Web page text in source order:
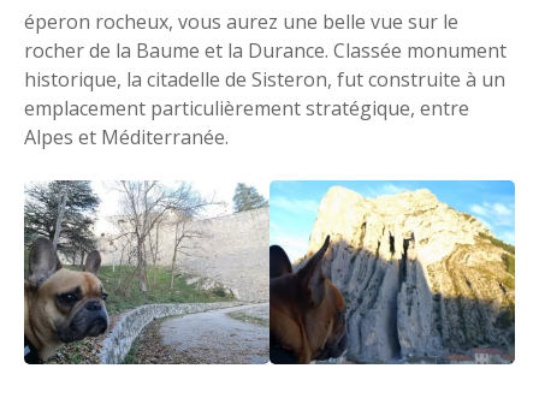
éperon rocheux, vous aurez une belle vue sur le
rocher de la Baume et la Durance. Classée monument
historique, la citadelle de Sisteron, fut construite à un
emplacement particulièrement stratégique, entre
Alpes et Méditerranée.